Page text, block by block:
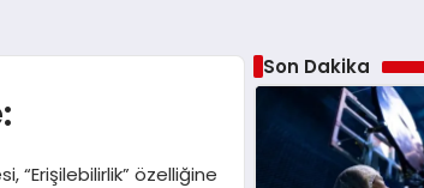
“Erişilebilirlik” özelliğine
Son Dakika